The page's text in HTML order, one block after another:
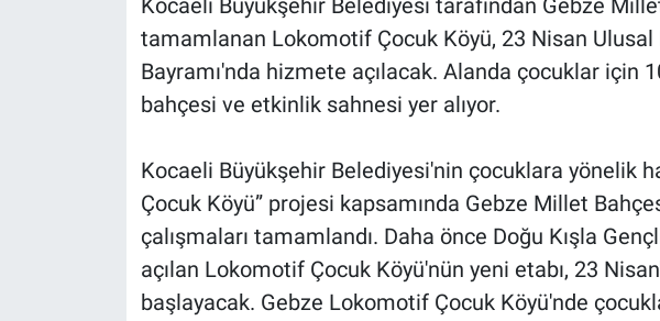
Kocaeli Büyükşehir Belediyesi tarafından Gebze
tamamlanan Lokomotif Çocuk Köyü, 23 Nisan Ulusal
Bayramı'nda hizmete açılacak. Alanda çocuklar için
bahçesi ve etkinlik sahnesi yer alıyor.
Kocaeli Büyükşehir Belediyesi'nin çocuklara yönelik
Çocuk Köyü” projesi kapsamında Gebze Millet
çalışmaları tamamlandı. Daha önce Doğu Kışla
açılan Lokomotif Çocuk Köyü'nün yeni etabı, 23
başlayacak. Gebze Lokomotif Çocuk Köyü'nde